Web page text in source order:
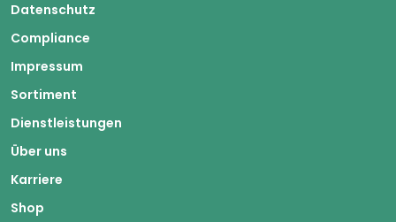
Datenschutz
Compliance
Impressum
Sortiment
Dienstleistungen
Über uns
Karriere
Shop